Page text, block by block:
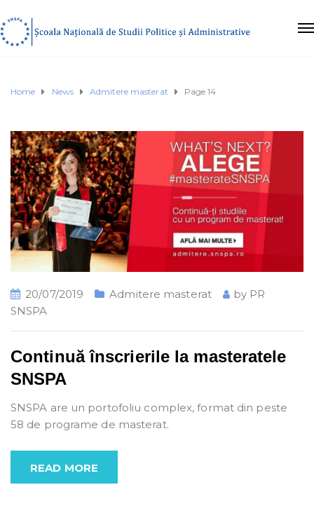
Home News Admitere masterat Page 14
20/07/2019 Admitere masterat by PR
SNSPA
Continuă înscrierile la masteratele
SNSPA
SNSPA are un portofoliu complex, format din peste
58 de programe de masterat.
READ MORE